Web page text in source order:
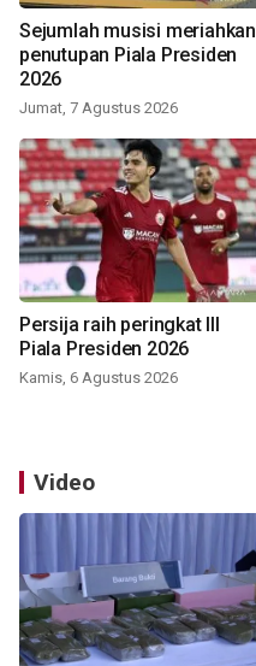
Sejumlah musisi meriahkan
penutupan Piala Presiden
2026
Jumat, 7 Agustus 2026
Persija raih peringkat III
Piala Presiden 2026
Kamis, 6 Agustus 2026
Video